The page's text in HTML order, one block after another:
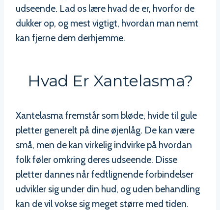
udseende. Lad os lære hvad de er, hvorfor de
dukker op, og mest vigtigt, hvordan man nemt
kan fjerne dem derhjemme.
Hvad Er Xantelasma?
Xantelasma fremstår som bløde, hvide til gule
pletter generelt på dine øjenlåg. De kan være
små, men de kan virkelig indvirke på hvordan
folk føler omkring deres udseende. Disse
pletter dannes når fedtlignende forbindelser
udvikler sig under din hud, og uden behandling
kan de vil vokse sig meget større med tiden.